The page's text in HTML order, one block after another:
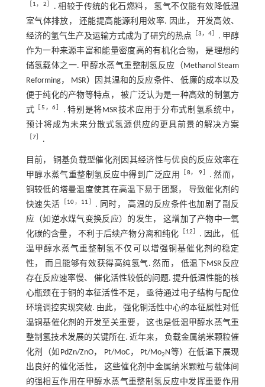
1， 2
. 相较于传统的化石燃料， 氢气不仅能有效降低温
室气体排放， 还能提高能源利用效率. 因此， 开发高效、
经济的氢气生产及运输方式成为了研究的热点
［3，4
. 甲醇
作为一种来源丰富和能量密度高的有机化合物， 是理想的
储氢载体之一. 甲醇水蒸气重整制氢反应（Methanol Steam
Reforming， MSR）因其温和的反应条件、 低廉的成本以及
便于纯化的产物等特点， 被广泛认为是一种高效的制氢方
式
5 ，6
. 特别是将MSR技术应用于分布式制氢系统中，
预计将成为未来分散式氢源供应的更具前景的解决方案
7］ .
目前， 铜基负载型催化剂因其经济性与优良的反应效率在
甲醇水蒸气重整制氢反应中得到广泛应用
8，9
. 然而，
铜较低的塔曼温度使其在高温下易于团聚， 导致催化剂的
快速失活
10， 11
. 同时， 高温的反应条件也加剧了副反
应（如逆水煤气变换反应）的发生， 这增加了产物中一氧
化碳的含量， 不利于后续产物分离和纯化
12
. 因此， 低
温甲醇水蒸气重整制氢不仅可以增强铜基催化剂的稳定
性， 而且能够有效获得高纯氢气. 然而， 低温下MSR反应
存在反应速率慢、 催化活性较低的问题. 提升低温性能的核
心瓶颈在于铜的本征活性不足， 亟待通过电子结构与配位
环境调控实现突破. 由此， 强化铜活性中心的本征属性对低
温铜基催化剂的开发至关重要， 这也是低温甲醇水蒸气重
整制氢技术发展的关键所在. 近年来， 负载金属纳米颗粒催
化剂（如PdZn/ZnO， Pt/MoC， Pt/Mo2N等）在低温下展现
出良好的催化活性， 这些催化剂中金属纳米颗粒与载体间
的强相互作用在甲醇水蒸气重整制氢反应中发挥重要作用